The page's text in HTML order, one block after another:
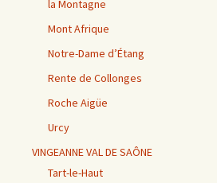
la Montagne
Mont Afrique
Notre-Dame d’Étang
Rente de Collonges
Roche Aigüe
Urcy
VINGEANNE VAL DE SAÔNE
Tart-le-Haut